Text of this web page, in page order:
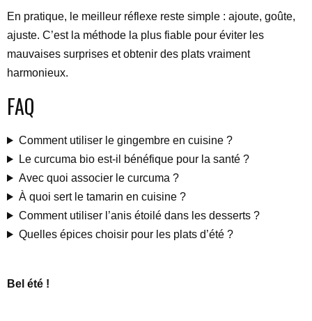
En pratique, le meilleur réflexe reste simple : ajoute, goûte,
ajuste. C’est la méthode la plus fiable pour éviter les
mauvaises surprises et obtenir des plats vraiment
harmonieux.
FAQ
Comment utiliser le gingembre en cuisine ?
Le curcuma bio est-il bénéfique pour la santé ?
Avec quoi associer le curcuma ?
À quoi sert le tamarin en cuisine ?
Comment utiliser l’anis étoilé dans les desserts ?
Quelles épices choisir pour les plats d’été ?
Bel été !